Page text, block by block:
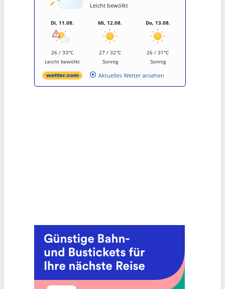
Leicht bewölkt
Di, 11.08.
26 / 33°C
Leicht bewölkt
Mi, 12.08.
27 / 32°C
Sonnig
Do, 13.08.
26 / 31°C
Sonnig
Aktuelles Wetter ansehen